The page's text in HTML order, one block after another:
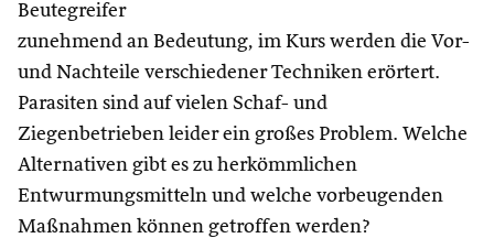
Beutegreifer
zunehmend an Bedeutung, im Kurs werden die Vor-
und Nachteile verschiedener Techniken erörtert.
Parasiten sind auf vielen Schaf- und
Ziegenbetrieben leider ein großes Problem. Welche
Alternativen gibt es zu herkömmlichen
Entwurmungsmitteln und welche vorbeugenden
Maßnahmen können getroffen werden?